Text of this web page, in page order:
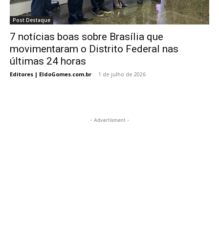
Post Destaque
7 notícias boas sobre Brasília que
movimentaram o Distrito Federal nas
últimas 24 horas
Editores | EldoGomes.com.br - 1 de julho de 2026
- Advertisment -